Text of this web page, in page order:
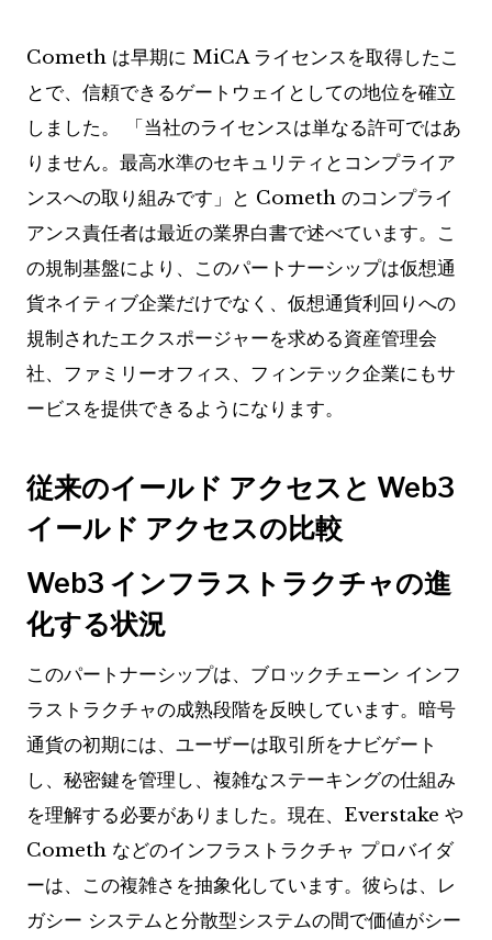
Cometh は早期に MiCA ライセンスを取得したこ
とで、信頼できるゲートウェイとしての地位を確立
しました。 「当社のライセンスは単なる許可ではあ
りません。最高水準のセキュリティとコンプライア
ンスへの取り組みです」と Cometh のコンプライ
アンス責任者は最近の業界白書で述べています。こ
の規制基盤により、このパートナーシップは仮想通
貨ネイティブ企業だけでなく、仮想通貨利回りへの
規制されたエクスポージャーを求める資産管理会
社、ファミリーオフィス、フィンテック企業にもサ
ービスを提供できるようになります。
従来のイールド アクセスと Web3
イールド アクセスの比較
Web3 インフラストラクチャの進
化する状況
このパートナーシップは、ブロックチェーン インフ
ラストラクチャの成熟段階を反映しています。暗号
通貨の初期には、ユーザーは取引所をナビゲート
し、秘密鍵を管理し、複雑なステーキングの仕組み
を理解する必要がありました。現在、Everstake や
Cometh などのインフラストラクチャ プロバイダ
ーは、この複雑さを抽象化しています。彼らは、レ
ガシー システムと分散型システムの間で価値がシー